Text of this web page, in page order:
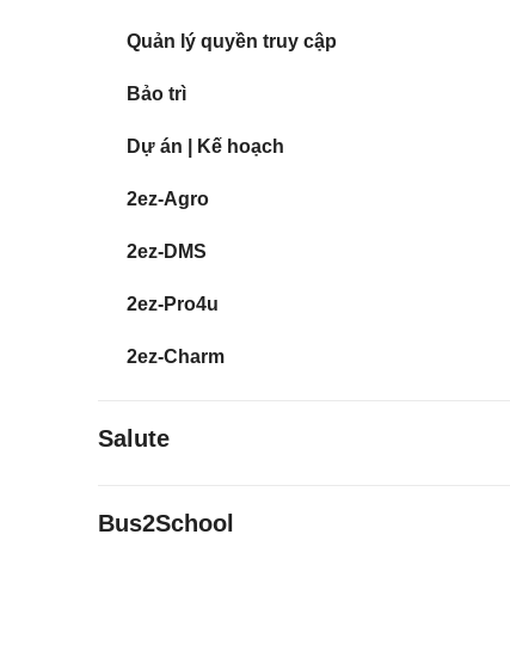
Quản lý quyền truy cập
Bảo trì
Dự án | Kế hoạch
2ez-Agro
2ez-DMS
2ez-Pro4u
2ez-Charm
Salute
Bus2School